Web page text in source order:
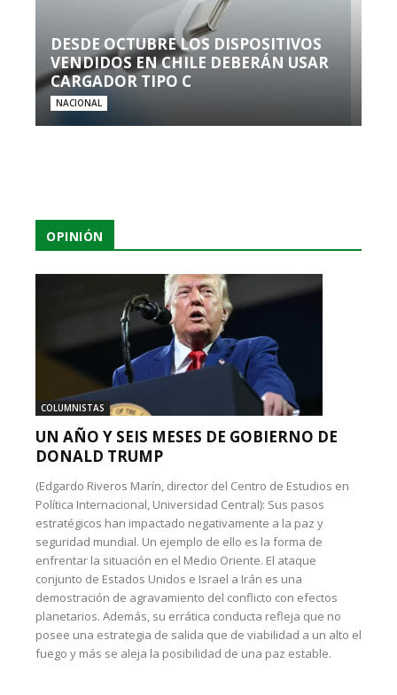
DESDE OCTUBRE LOS DISPOSITIVOS
VENDIDOS EN CHILE DEBERÁN USAR
CARGADOR TIPO C
NACIONAL
OPINIÓN
COLUMNISTAS
UN AÑO Y SEIS MESES DE GOBIERNO DE
DONALD TRUMP
(Edgardo Riveros Marín, director del Centro de Estudios en
Política Internacional, Universidad Central): Sus pasos
estratégicos han impactado negativamente a la paz y
seguridad mundial. Un ejemplo de ello es la forma de
enfrentar la situación en el Medio Oriente. El ataque
conjunto de Estados Unidos e Israel a Irán es una
demostración de agravamiento del conflicto con efectos
planetarios. Además, su errática conducta refleja que no
posee una estrategia de salida que de viabilidad a un alto el
fuego y más se aleja la posibilidad de una paz estable.